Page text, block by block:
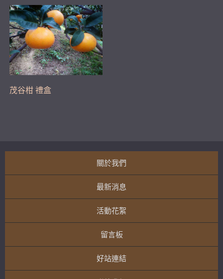
茂谷柑 禮盒
關於我們
最新消息
活動花絮
留言板
好站連結